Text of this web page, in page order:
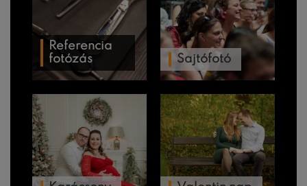
Referencia
fotózás
Sajtófotó